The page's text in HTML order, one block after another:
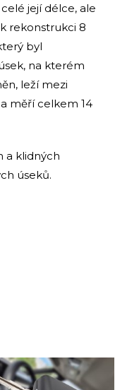
její délce, ale
rekonstrukci 8
byl
na kterém
leží mezi
měří celkem 14
a klidných
úseků.